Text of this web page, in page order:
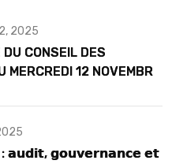
2025
DU CONSEIL DES
MERCREDI 12 NOVEMBRE
𝗮𝘂𝗱𝗶𝘁, 𝗴𝗼𝘂𝘃𝗲𝗿𝗻𝗮𝗻𝗰𝗲 𝗲𝘁